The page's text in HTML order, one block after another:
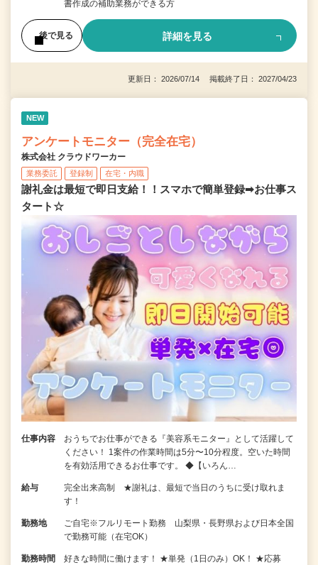
書作成の補助業務ができる方
後で見る 詳細を見る
更新日： 2026/07/14 掲載終了日： 2027/04/23
NEW
アンケートモニター（完全在宅）
株式会社 クラウドワーカー
業務委託 登録制 在宅・内職
謝礼金は最短で即日支給！！スマホで簡単登録➡お仕事ス
タート☆
仕事内容
おうちでお仕事ができる『美容系モニター』として活躍して
ください！ 1案件の作業時間は5分〜10分程度。空いた時間
を有効活用できるお仕事です。 ◆【いろん…
給与
完全出来高制 ★謝礼は、最短で当日のうちに受け取れま
す！
勤務地
ご自宅※フルリモート勤務 山梨県・長野県および日本全国
で勤務可能（在宅OK）
勤務時間
好きな時間に働けます！ ★単発（1日のみ）OK！ ★応募